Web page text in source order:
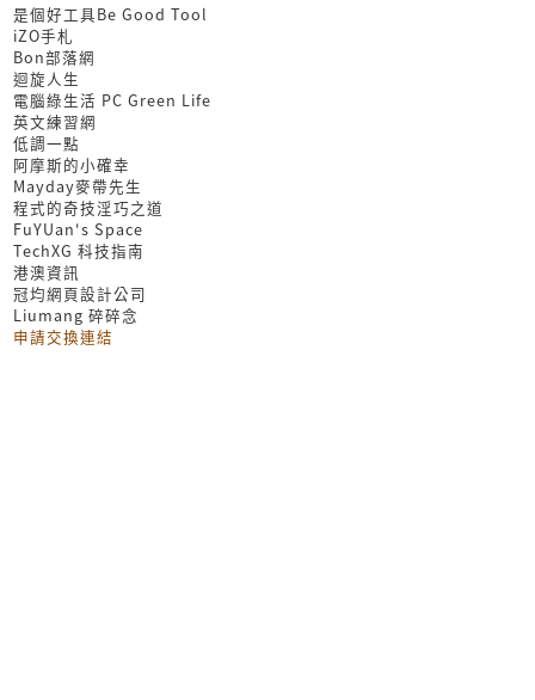
是個好工具Be Good Tool
iZO手札
Bon部落網
迴旋人生
電腦綠生活 PC Green Life
英文練習網
低調一點
阿摩斯的小確幸
Mayday麥帶先生
程式的奇技淫巧之道
FuYUan's Space
TechXG 科技指南
港澳資訊
冠均網頁設計公司
Liumang 碎碎念
申請交換連結